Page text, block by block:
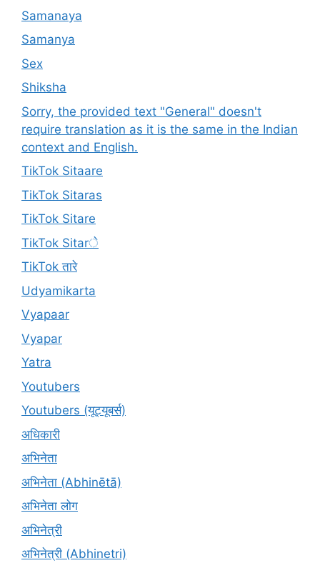
Samanaya
Samanya
Sex
Shiksha
Sorry, the provided text "General" doesn't
require translation as it is the same in the Indian
context and English.
TikTok Sitaare
TikTok Sitaras
TikTok Sitare
TikTok Sitarे
TikTok तारे
Udyamikarta
Vyapaar
Vyapar
Yatra
Youtubers
Youtubers (यूट्यूबर्स)
अधिकारी
अभिनेता
अभिनेता (Abhinētā)
अभिनेता लोग
अभिनेत्री
अभिनेत्री (Abhinetri)